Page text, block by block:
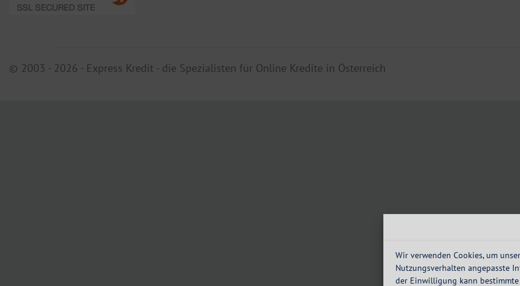
Wir verwenden Cookies, um
Nutzungsverhalten angepasste
der Einwilligung kann
© 2003 - 2026 - Express Kredit - die Spezialisten für Online Kredite in Österreich